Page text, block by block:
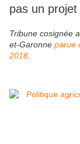
pas un projet
Tribune cosignée
et-Garonne parue
2018